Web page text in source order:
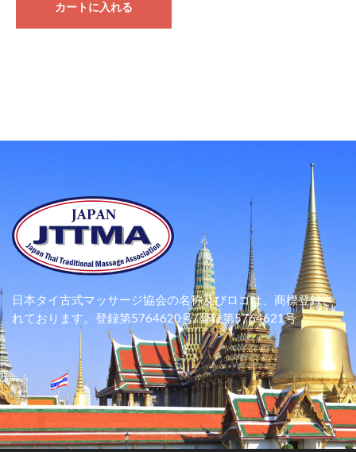
カートに入れる
日本タイ古式マッサージ協会の名称及びロゴは、 商標登録さ
れております。 登録第5764620号/登録第5764621号